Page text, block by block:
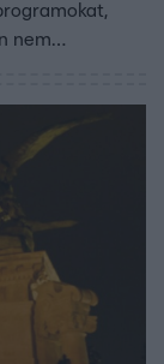
nem